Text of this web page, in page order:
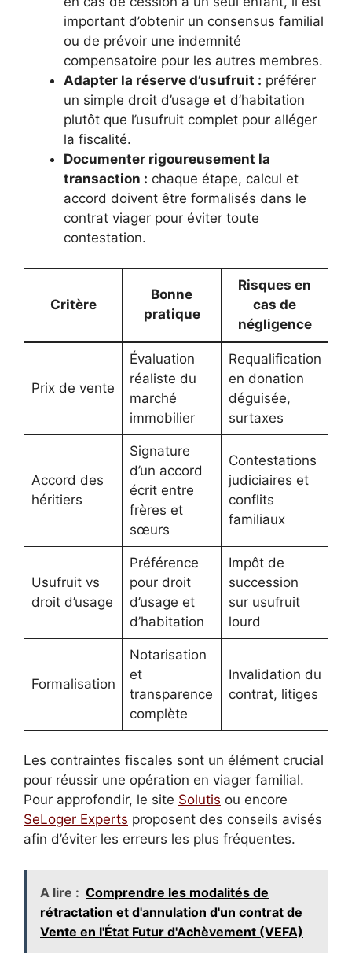
important d’obtenir un consensus familial
ou de prévoir une indemnité
compensatoire pour les autres membres.
Adapter la réserve d’usufruit : préférer
un simple droit d’usage et d’habitation
plutôt que l’usufruit complet pour alléger
la fiscalité.
Documenter rigoureusement la
transaction : chaque étape, calcul et
accord doivent être formalisés dans le
contrat viager pour éviter toute
contestation.
Critère
Bonne
pratique
Risques en
cas de
négligence
Prix de vente
Évaluation
réaliste du
marché
immobilier
Requalification
en donation
déguisée,
surtaxes
Accord des
héritiers
Signature
d’un accord
écrit entre
frères et
sœurs
Contestations
judiciaires et
conflits
familiaux
Usufruit vs
droit d’usage
Préférence
pour droit
d’usage et
d’habitation
Impôt de
succession
sur usufruit
lourd
Formalisation
Notarisation
et
transparence
complète
Invalidation du
contrat, litiges
Les contraintes fiscales sont un élément crucial
pour réussir une opération en viager familial.
Pour approfondir, le site Solutis ou encore
SeLoger Experts proposent des conseils avisés
afin d’éviter les erreurs les plus fréquentes.
A lire : Comprendre les modalités de
rétractation et d'annulation d'un contrat de
Vente en l'État Futur d'Achèvement (VEFA)